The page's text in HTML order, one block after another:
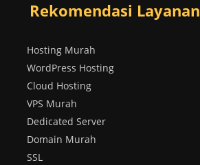
Rekomendasi Layanan
Hosting Murah
WordPress Hosting
Cloud Hosting
VPS Murah
Dedicated Server
Domain Murah
SSL